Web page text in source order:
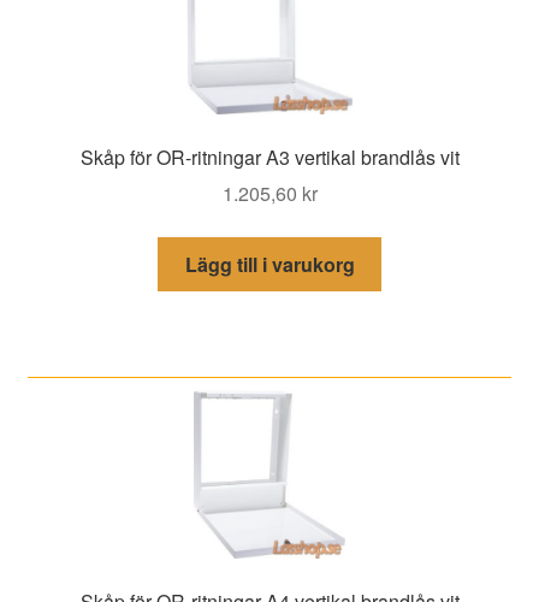
Skåp för OR-ritningar A3 vertikal brandlås vit
1.205,60 kr
Lägg till i varukorg